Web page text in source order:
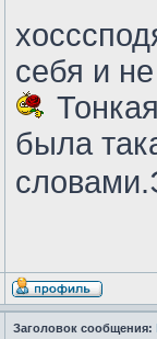
себя и
была
Заголовок сообщения: